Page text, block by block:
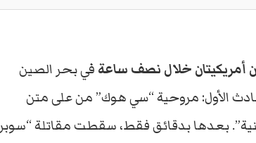
أمريكيتان خلال نصف ساعة في بحر الصين
الأول: مروحية “سي هوك” من على متن
بعدها بدقائق فقط، سقطت مقاتلة “سوبر